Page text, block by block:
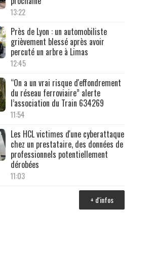
13:22
Près de Lyon : un automobiliste
grièvement blessé après avoir
percuté un arbre à Limas
12:45
“On a un vrai risque d'effondrement
du réseau ferroviaire” alerte
l’association du Train 634269
11:54
Les HCL victimes d'une cyberattaque
chez un prestataire, des données de
professionnels potentiellement
dérobées
11:03
+ d'infos